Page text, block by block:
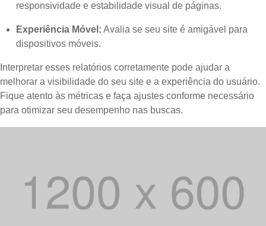
responsividade e estabilidade visual de páginas.
Experiência Móvel: Avalia se seu site é amigável para
dispositivos móveis.
Interpretar esses relatórios corretamente pode ajudar a
melhorar a visibilidade do seu site e a experiência do usuário.
Fique atento às métricas e faça ajustes conforme necessário
para otimizar seu desempenho nas buscas.